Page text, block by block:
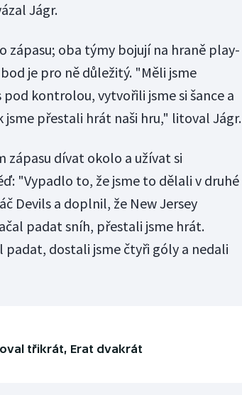
Jágr.
zápasu; oba týmy bojují na hraně play-
je pro ně důležitý. "Měli jsme
kontrolou, vytvořili jsme si šance a
jsme přestali hrát naši hru," litoval Jágr.
zápasu dívat okolo a užívat si
"Vypadlo to, že jsme to dělali v druhé
Devils a doplnil, že New Jersey
padat sníh, přestali jsme hrát.
padat, dostali jsme čtyři góly a nedali
třikrát, Erat dvakrát